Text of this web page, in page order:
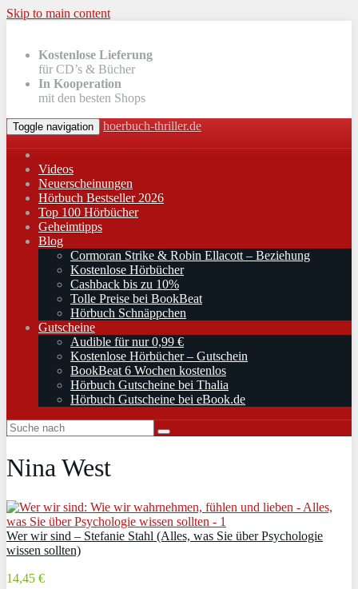
Skip to main content
Kostenlose Lieferung
für CD’s & Bücher
In Kooperation
mit den besten Shops
Toggle navigation hoerbuch-thriller.de
Videos
Neuerscheinungen
Hörbuch Bestseller 2026
Top 100 Hörbücher
Geheimtipps
Blog
Cormoran Strike & Robin Ellacott – Beziehung
Kostenlose Hörbücher
Cashback bis zu 10%
Tolle Preise bei BookBeat
Hörbuch Schnäppchen
Gutscheine
Audible für nur 0,99 €
Kostenlose Hörbücher – Gutschein
BookBeat 6 Wochen kostenlos
Hörbuch Gutscheine bei Thalia
Hörbuch Gutscheine bei eBook.de
Nina West
Wer wir sind – Stefanie Stahl (Alles, was Sie über Psychologie
wissen sollten)
14,45 €